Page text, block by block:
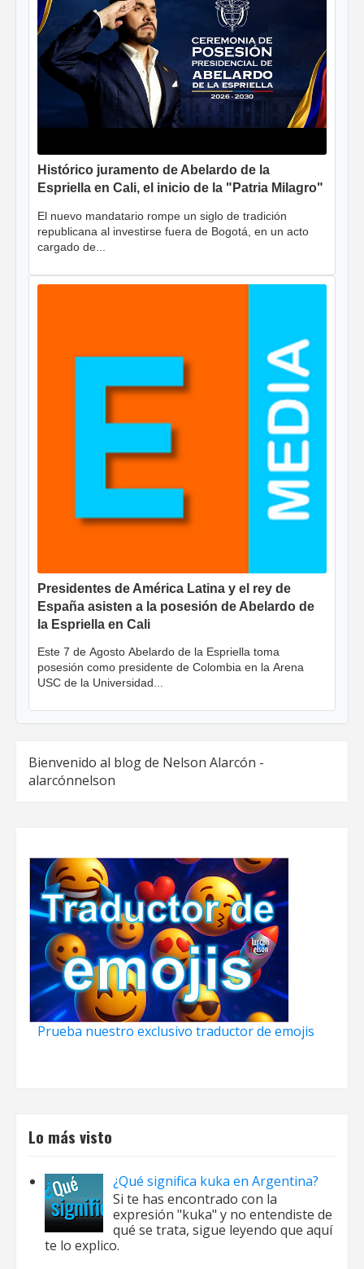
Histórico juramento de Abelardo de la
Espriella en Cali, el inicio de la "Patria Milagro"
El nuevo mandatario rompe un siglo de tradición
republicana al investirse fuera de Bogotá, en un acto
cargado de...
Presidentes de América Latina y el rey de
España asisten a la posesión de Abelardo de
la Espriella en Cali
Este 7 de Agosto Abelardo de la Espriella toma
posesión como presidente de Colombia en la Arena
USC de la Universidad...
Bienvenido al blog de Nelson Alarcón -
alarcónnelson
Prueba nuestro exclusivo traductor de emojis
Lo más visto
¿Qué significa kuka en Argentina?
Si te has encontrado con la
expresión "kuka" y no entendiste de
qué se trata, sigue leyendo que aquí
te lo explico.